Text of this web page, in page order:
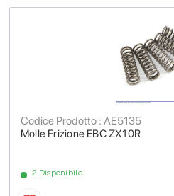
Molle Frizione EBC ZX10R
Codice Prodotto : AE5135
2 Disponibile